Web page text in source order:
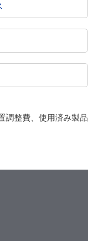
調整費、使用済み製品